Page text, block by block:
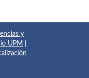
y
UPM